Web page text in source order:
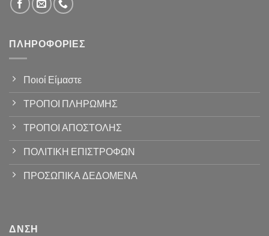
ΠΛΗΡΟΦΟΡΊΕΣ
Ποιοί Είμαστε
ΤΡΟΠΟΙ ΠΛΗΡΩΜΗΣ
ΤΡΟΠΟΙ ΑΠΟΣΤΟΛΗΣ
ΠΟΛΙΤΙΚΗ ΕΠΙΣΤΡΟΦΩΝ
ΠΡΟΣΩΠΙΚΑ ΔΕΔΟΜΕΝΑ
ΔΝΣΗ